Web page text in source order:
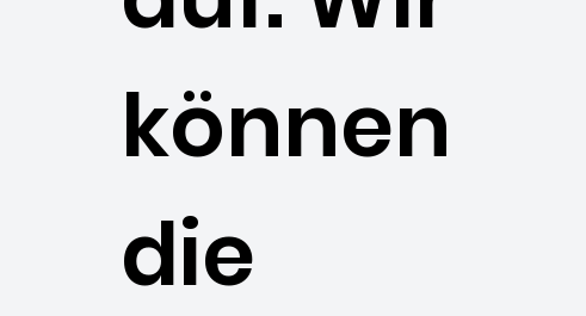
können
die